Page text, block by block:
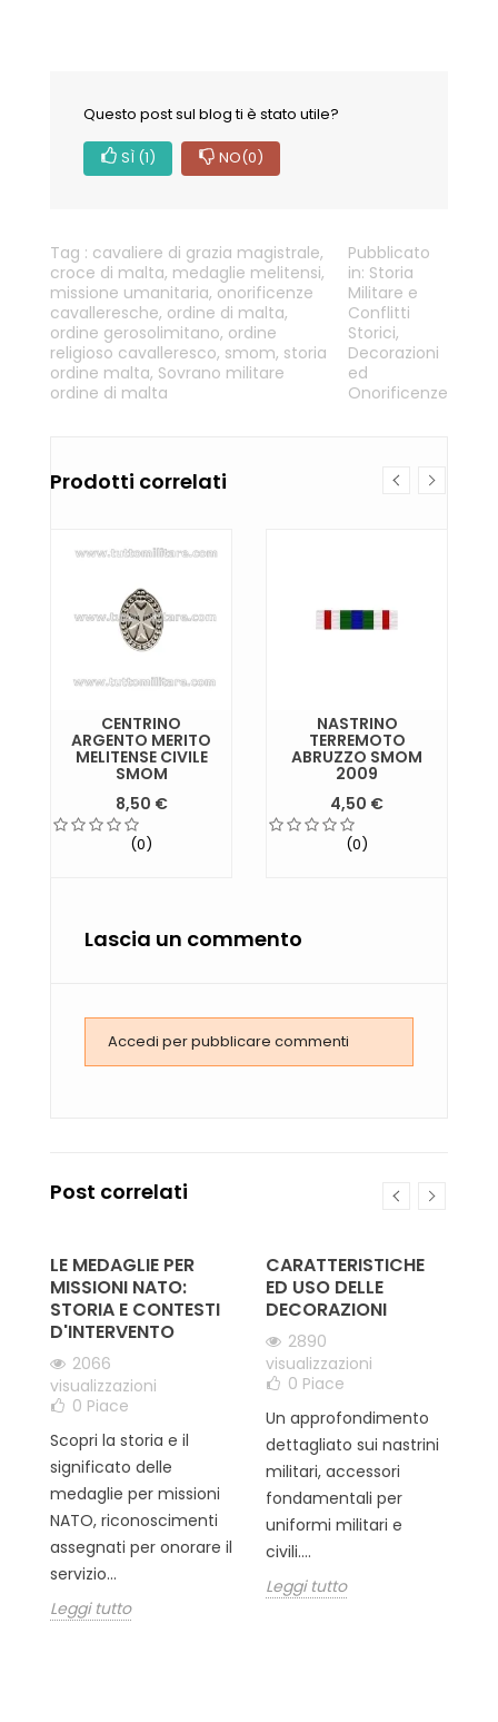
Questo post sul blog ti è stato utile?
SÌ (1) NO(0)
Tag : cavaliere di grazia magistrale,
croce di malta, medaglie melitensi,
missione umanitaria, onorificenze
cavalleresche, ordine di malta,
ordine gerosolimitano, ordine
religioso cavalleresco, smom, storia
ordine malta, Sovrano militare
ordine di malta
Pubblicato
in: Storia
Militare e
Conflitti
Storici,
Decorazioni
ed
Onorificenze
Prodotti correlati
CENTRINO
ARGENTO MERITO
MELITENSE CIVILE
SMOM
8,50 €
(0)
NASTRINO
TERREMOTO
ABRUZZO SMOM
2009
4,50 €
(0)
Lascia un commento
Accedi per pubblicare commenti
Post correlati
LE MEDAGLIE PER
MISSIONI NATO:
STORIA E CONTESTI
D'INTERVENTO
2066
visualizzazioni
0 Piace
Scopri la storia e il
significato delle
medaglie per missioni
NATO, riconoscimenti
assegnati per onorare il
servizio...
Leggi tutto
CARATTERISTICHE
ED USO DELLE
DECORAZIONI
2890
visualizzazioni
0 Piace
Un approfondimento
dettagliato sui nastrini
militari, accessori
fondamentali per
uniformi militari e
civili....
Leggi tutto